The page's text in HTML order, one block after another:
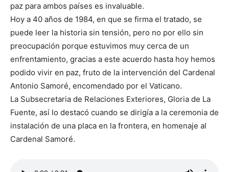
paz para ambos países es invaluable.
Hoy a 40 años de 1984, en que se firma el tratado, se
puede leer la historia sin tensión, pero no por ello sin
preocupación porque estuvimos muy cerca de un
enfrentamiento, gracias a este acuerdo hasta hoy hemos
podido vivir en paz, fruto de la intervención del Cardenal
Antonio Samoré, encomendado por el Vaticano.
La Subsecretaria de Relaciones Exteriores, Gloria de La
Fuente, así lo destacó cuando se dirigía a la ceremonia de
instalación de una placa en la frontera, en homenaje al
Cardenal Samoré.